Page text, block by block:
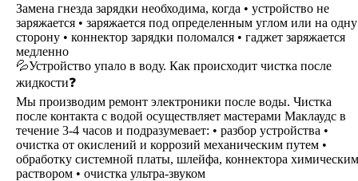
Замена гнезда зарядки необходима, когда • устройство не
заряжается • заряжается под определенным углом или на одну
сторону • коннектор зарядки поломался • гаджет заряжается
медленно
💦Устройство упало в воду. Как происходит чистка после
жидкости❓
Мы производим ремонт электроники после воды. Чистка
после контакта с водой осуществляет мастерами Маклаудс в
течение 3-4 часов и подразумевает: • разбор устройства •
очистка от окислений и коррозий механическим путем •
обработку системной платы, шлейфа, коннектора химическим
раствором • очистка ультра-звуком